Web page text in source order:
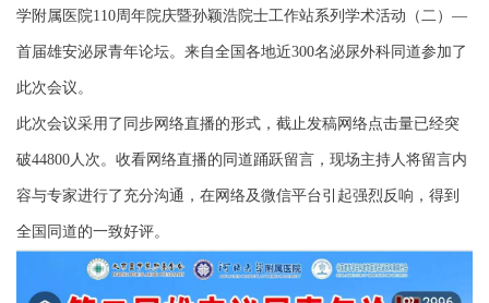
学附属医院110周年院庆暨孙颖浩院士工作站系列学术活动（二）—
首届雄安泌尿青年论坛。来自全国各地近300名泌尿外科同道参加了
此次会议。
此次会议采用了同步网络直播的形式，截止发稿网络点击量已经突
破44800人次。收看网络直播的同道踊跃留言，现场主持人将留言内
容与专家进行了充分沟通，在网络及微信平台引起强烈反响，得到
全国同道的一致好评。